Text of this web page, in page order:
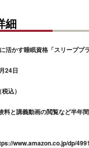
細
活かす睡眠資格「スリーププ
24日
込）
料と講義動画の閲覧など半年
www.amazon.co.jp/dp/